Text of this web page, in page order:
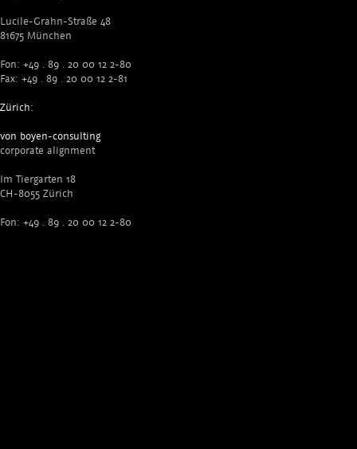
Lucile-Grahn-Straße 48
81675 München
Fon: +49 . 89 . 20 00 12 2-80
Fax: +49 . 89 . 20 00 12 2-81
Zürich:
von boyen-consulting
corporate alignment
Im Tiergarten 18
CH-8055 Zürich
Fon: +49 . 89 . 20 00 12 2-80